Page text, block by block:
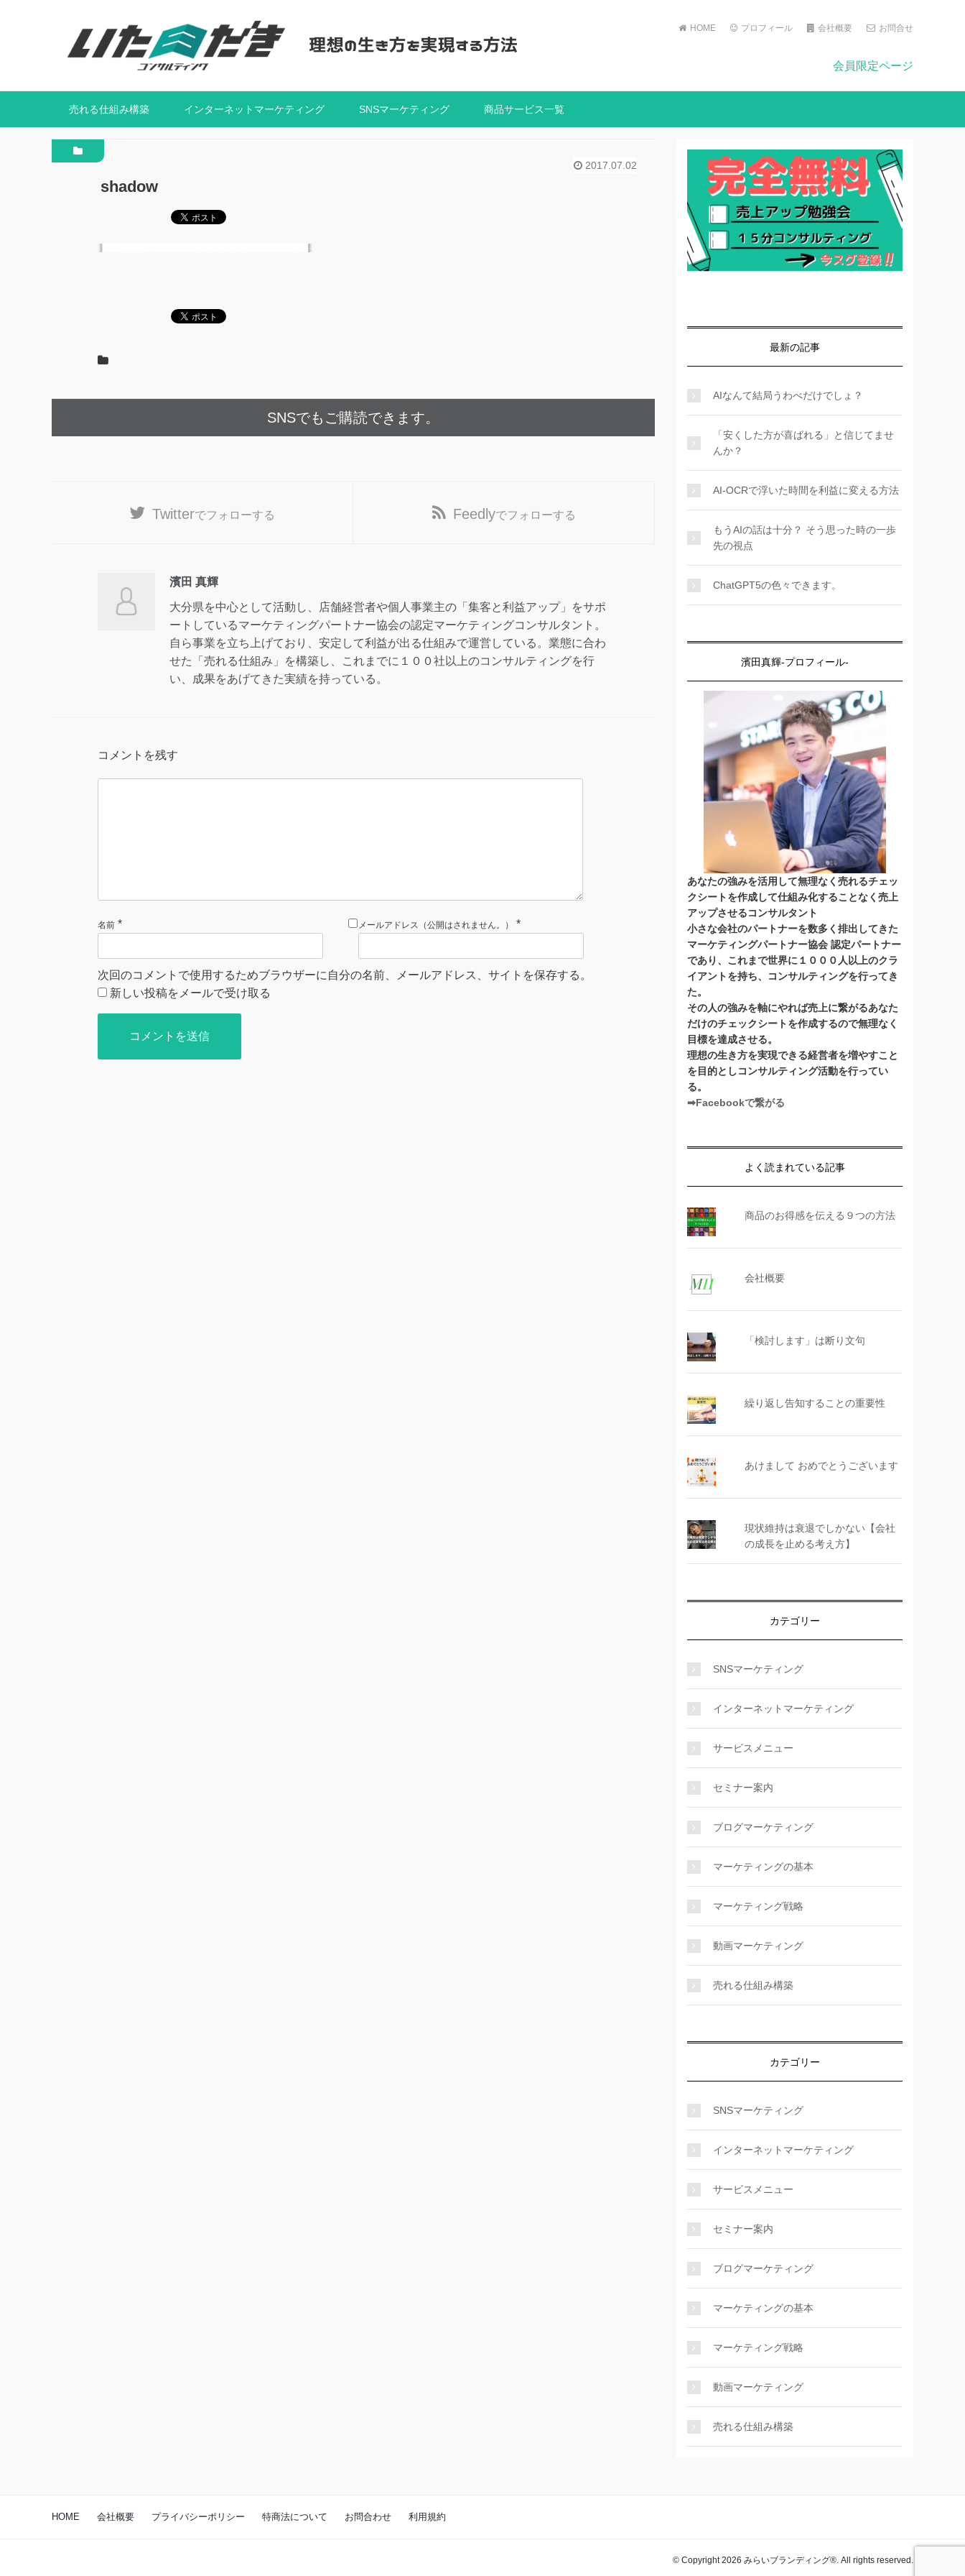
HOME プロフィール 会社概要 お問合せ
会員限定ページ
売れる仕組み構築 インターネットマーケティング SNSマーケティング 商品サービス一覧
2017.07.02
shadow
SNSでもご購読できます。
Twitterでフォローする Feedlyでフォローする
濱田 真輝
大分県を中心として活動し、店舗経営者や個人事業主の「集客と利益アップ」をサポ
ートしているマーケティングパートナー協会の認定マーケティングコンサルタント。
自ら事業を立ち上げており、安定して利益が出る仕組みで運営している。業態に合わ
せた「売れる仕組み」を構築し、これまでに１００社以上のコンサルティングを行
い、成果をあげてきた実績を持っている。
コメントを残す
名前 * メールアドレス（公開はされません。） *
次回のコメントで使用するためブラウザーに自分の名前、メールアドレス、サイトを保存する。
新しい投稿をメールで受け取る
最新の記事
AIなんて結局うわべだけでしょ？
「安くした方が喜ばれる」と信じてませ
んか？
AI-OCRで浮いた時間を利益に変える方法
もうAIの話は十分？ そう思った時の一歩
先の視点
ChatGPT5の色々できます。
濱田真輝-プロフィール-
あなたの強みを活用して無理なく売れるチェッ
クシートを作成して仕組み化することなく売上
アップさせるコンサルタント
小さな会社のパートナーを数多く排出してきた
マーケティングパートナー協会 認定パートナー
であり、これまで世界に１０００人以上のクラ
イアントを持ち、コンサルティングを行ってき
た。
その人の強みを軸にやれば売上に繋がるあなた
だけのチェックシートを作成するので無理なく
目標を達成させる。
理想の生き方を実現できる経営者を増やすこと
を目的としコンサルティング活動を行ってい
る。
➡Facebookで繋がる
よく読まれている記事
商品のお得感を伝える９つの方法
会社概要
「検討します」は断り文句
繰り返し告知することの重要性
あけまして おめでとうございます
現状維持は衰退でしかない【会社
の成長を止める考え方】
カテゴリー
SNSマーケティング
インターネットマーケティング
サービスメニュー
セミナー案内
ブログマーケティング
マーケティングの基本
マーケティング戦略
動画マーケティング
売れる仕組み構築
カテゴリー
SNSマーケティング
インターネットマーケティング
サービスメニュー
セミナー案内
ブログマーケティング
マーケティングの基本
マーケティング戦略
動画マーケティング
売れる仕組み構築
HOME 会社概要 プライバシーポリシー 特商法について お問合わせ 利用規約
© Copyright 2026 みらいブランディング®️. All rights reserved.